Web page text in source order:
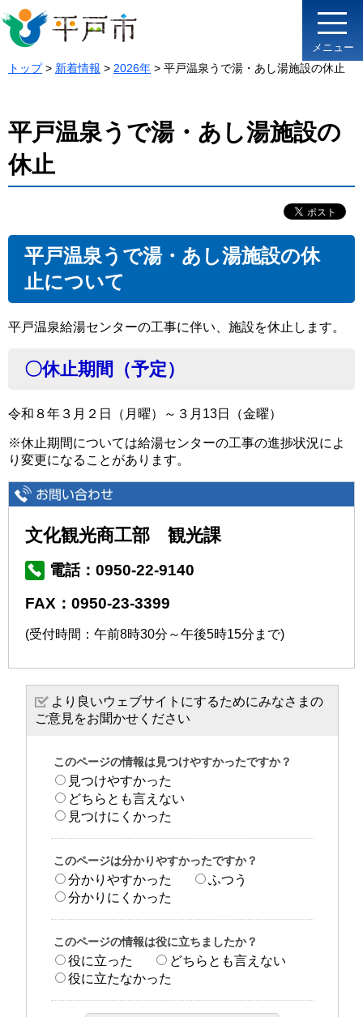
メニュー
トップ> 新着情報 > 2026年 > 平戸温泉うで湯・あし湯施設の休止
平戸温泉うで湯・あし湯施設の
休止
平戸温泉うで湯・あし湯施設の休
止について
平戸温泉給湯センターの工事に伴い、施設を休止します。
〇休止期間（予定）
令和８年３月２日（月曜）～３月13日（金曜）
※休止期間については給湯センターの工事の進捗状況によ
り変更になることがあります。
文化観光商工部 観光課
電話：0950-22-9140
FAX：0950-23-3399
(受付時間：午前8時30分～午後5時15分まで)
より良いウェブサイトにするためにみなさまの
ご意見をお聞かせください
このページの情報は見つけやすかったですか？
見つけやすかった
どちらとも言えない
見つけにくかった
このページは分かりやすかったですか？
分かりやすかった
ふつう
分かりにくかった
このページの情報は役に立ちましたか？
役に立った
どちらとも言えない
役に立たなかった